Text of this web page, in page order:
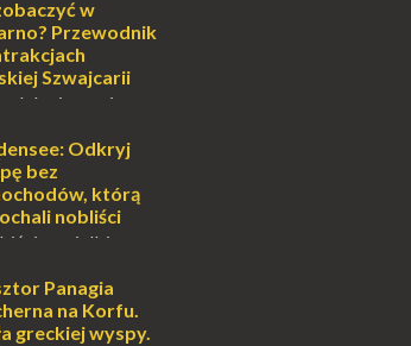
wydawać się
treningiem
to nieustanne
w
Przewodnik
Szwajcarii
lub zimą, wiosną
warto
podróż do
Odkryj
bez
którą
nobliści
uwielbiam
Mały
Bałtyku?
doskonał...
Panagia
na Korfu.
greckiej wyspy.